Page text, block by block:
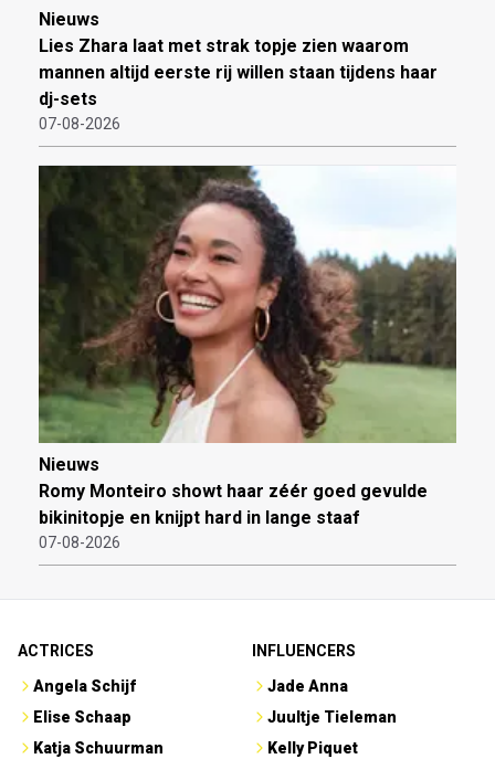
Nieuws
Lies Zhara laat met strak topje zien waarom
mannen altijd eerste rij willen staan tijdens haar
dj-sets
07-08-2026
Nieuws
Romy Monteiro showt haar zéér goed gevulde
bikinitopje en knijpt hard in lange staaf
07-08-2026
ACTRICES
Angela Schijf
Elise Schaap
Katja Schuurman
INFLUENCERS
Jade Anna
Juultje Tieleman
Kelly Piquet